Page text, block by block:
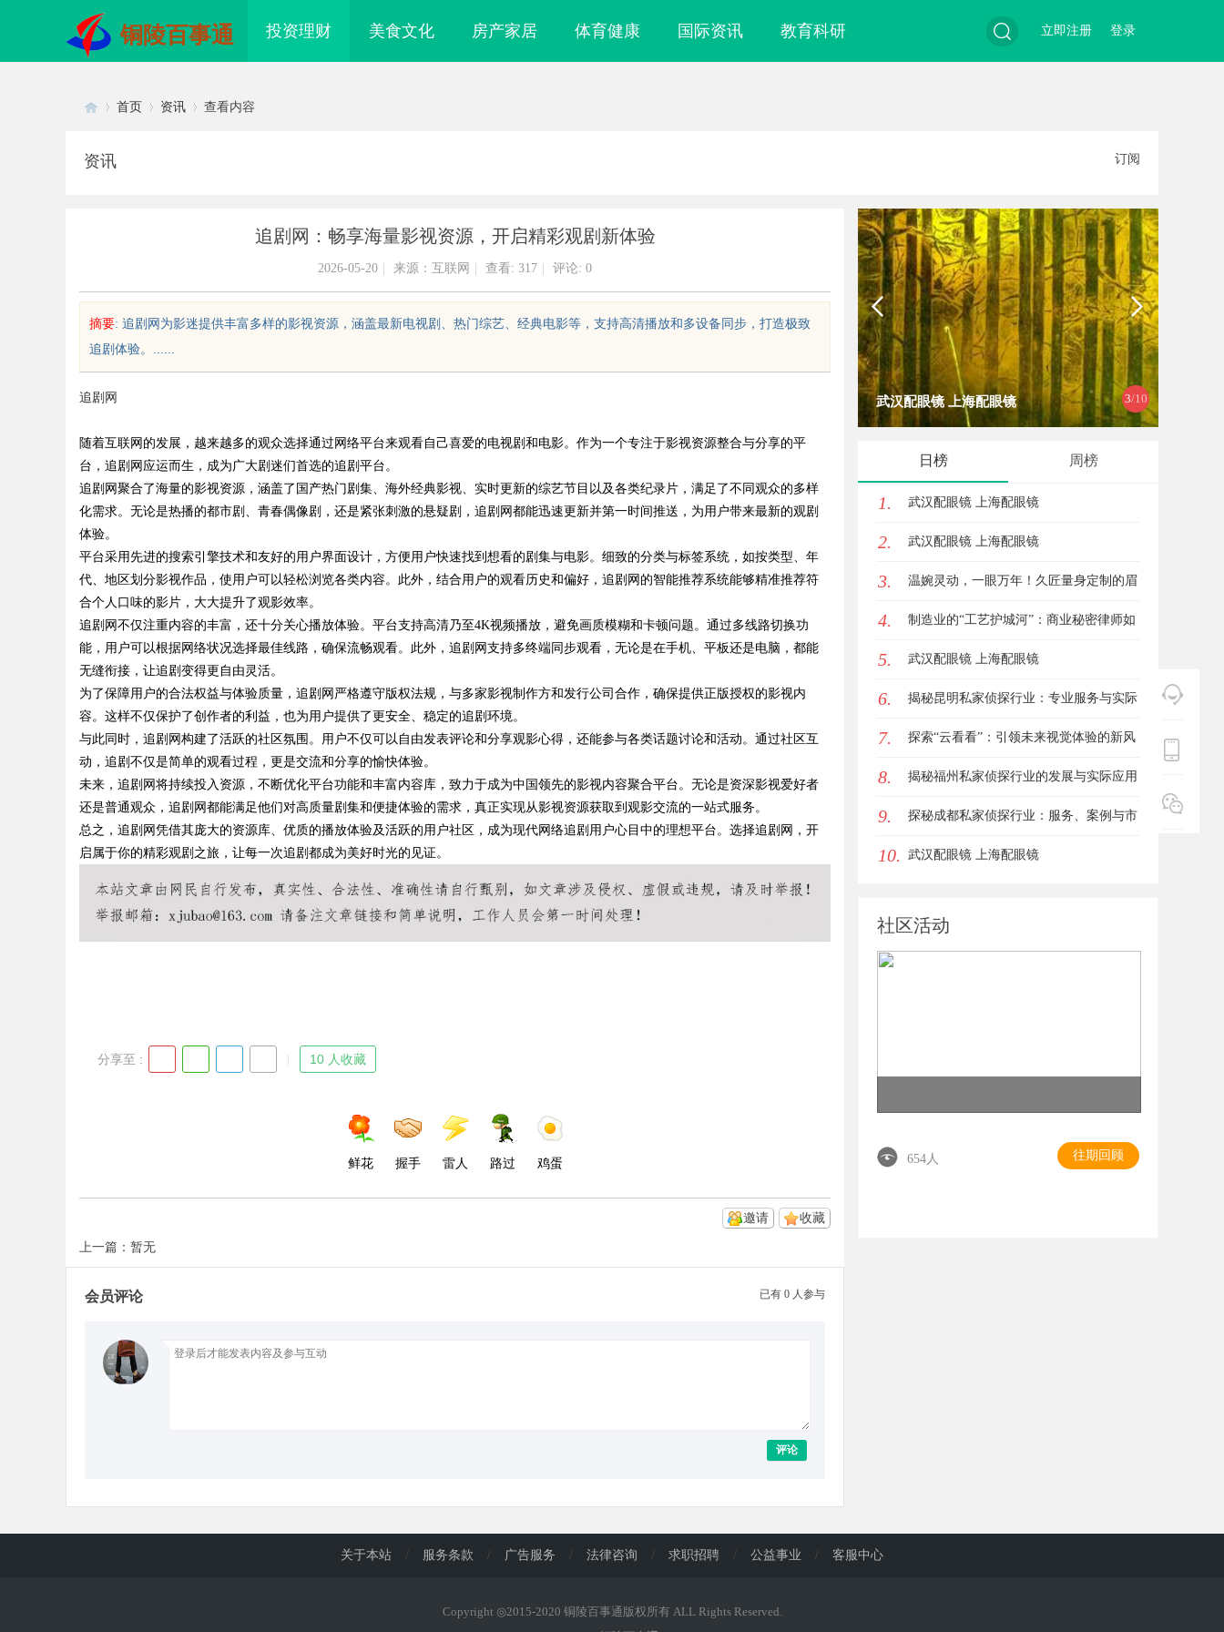
铜陵百事通 投资理财 美食文化 房产家居 体育健康 国际资讯 教育科研
索
登录
立即注册
uz
!
Bo
首页 资讯 查看内容
资讯 订阅
追剧网：畅享海量影视资源，开启精彩观剧新体验
2026-05-20 来源：互联网 查看: 317 评论: 0
摘要: 追剧网为影迷提供丰富多样的影视资源，涵盖最新电视剧、热门综艺、经典电影等，支持高清播放和多设备同步，打造极致
追剧体验。......
追剧网
随着互联网的发展，越来越多的观众选择通过网络平台来观看自己喜爱的电视剧和电影。作为一个专注于影视资源整合与分享的平
台，追剧网应运而生，成为广大剧迷们首选的追剧平台。
追剧网聚合了海量的影视资源，涵盖了国产热门剧集、海外经典影视、实时更新的综艺节目以及各类纪录片，满足了不同观众的多样
化需求。无论是热播的都市剧、青春偶像剧，还是紧张刺激的悬疑剧，追剧网都能迅速更新并第一时间推送，为用户带来最新的观剧
体验。
平台采用先进的搜索引擎技术和友好的用户界面设计，方便用户快速找到想看的剧集与电影。细致的分类与标签系统，如按类型、年
代、地区划分影视作品，使用户可以轻松浏览各类内容。此外，结合用户的观看历史和偏好，追剧网的智能推荐系统能够精准推荐符
合个人口味的影片，大大提升了观影效率。
追剧网不仅注重内容的丰富，还十分关心播放体验。平台支持高清乃至4K视频播放，避免画质模糊和卡顿问题。通过多线路切换功
能，用户可以根据网络状况选择最佳线路，确保流畅观看。此外，追剧网支持多终端同步观看，无论是在手机、平板还是电脑，都能
无缝衔接，让追剧变得更自由灵活。
为了保障用户的合法权益与体验质量，追剧网严格遵守版权法规，与多家影视制作方和发行公司合作，确保提供正版授权的影视内
容。这样不仅保护了创作者的利益，也为用户提供了更安全、稳定的追剧环境。
与此同时，追剧网构建了活跃的社区氛围。用户不仅可以自由发表评论和分享观影心得，还能参与各类话题讨论和活动。通过社区互
动，追剧不仅是简单的观看过程，更是交流和分享的愉快体验。
未来，追剧网将持续投入资源，不断优化平台功能和丰富内容库，致力于成为中国领先的影视内容聚合平台。无论是资深影视爱好者
还是普通观众，追剧网都能满足他们对高质量剧集和便捷体验的需求，真正实现从影视资源获取到观影交流的一站式服务。
总之，追剧网凭借其庞大的资源库、优质的播放体验及活跃的用户社区，成为现代网络追剧用户心目中的理想平台。选择追剧网，开
启属于你的精彩观剧之旅，让每一次追剧都成为美好时光的见证。
分享至 : 10 人收藏
鲜花 握手 雷人 路过 鸡蛋
收藏
邀请
上一篇：暂无
已有 0 人参与
会员评论
评论
3/10
眼镜 上海配眼镜
锋平台 元探析
武汉配眼镜 上海配眼镜
日榜 周榜
1. 武汉配眼镜 上海配眼镜
2. 武汉配眼镜 上海配眼镜
3. 温婉灵动，一眼万年！久匠量身定制的眉
眼唇，才是你整张脸的点睛之笔！淡颜系
女生的气质加分项
4. 制造业的“工艺护城河”：商业秘密律师如
何守住车间里的“Know-how”
5. 武汉配眼镜 上海配眼镜
6. 揭秘昆明私家侦探行业：专业服务与实际
案例分析
7. 探索“云看看”：引领未来视觉体验的新风
潮
8. 揭秘福州私家侦探行业的发展与实际应用
全解析
9. 探秘成都私家侦探行业：服务、案例与市
场现状全面解析
10. 武汉配眼镜 上海配眼镜
社区活动
654人 往期回顾
关于本站 / 服务条款 / 广告服务 / 法律咨询 / 求职招聘 / 公益事业 / 客服中心
Copyright ◎2015-2020 铜陵百事通版权所有 ALL Rights Reserved.